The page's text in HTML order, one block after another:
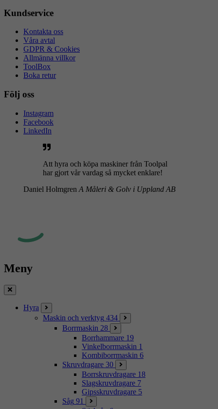
Kundservice
Kontakta oss
Våra avtal
GDPR & Cookies
Allmänna villkor
ToolBox
Boka retur
Följ oss
Instagram
Facebook
LinkedIn
Att hyra och köpa maskiner från Toolpal
har gjort vår vardag så mycket enklare!
Daniel Holmgren A Måleri & Golv i Uppland AB
Meny
Stäng
Hyra
Maskin och verktyg 434
Borrmaskin 28
Borrhammare 19
Vinkelborrmaskin 1
Kombiborrmaskin 6
Skruvdragare 30
Borrskruvdragare 18
Slagskruvdragare 7
Gipsskruvdragare 5
Såg 91